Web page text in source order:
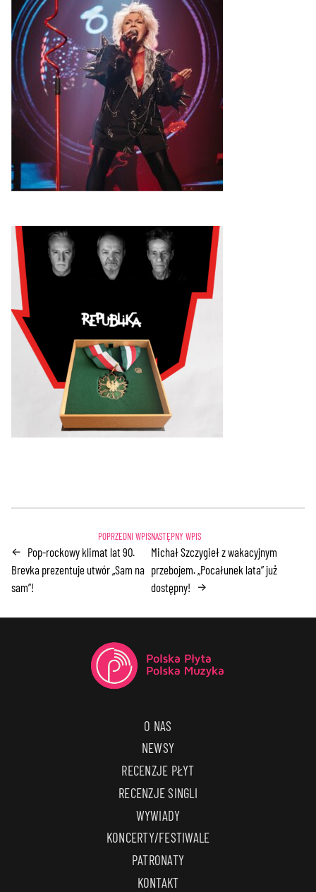
← Pop-rockowy klimat lat 90.
Brevka prezentuje utwór „Sam na
sam”!
Michał Szczygieł z wakacyjnym
przebojem. „Pocałunek lata” już
dostępny! →
O NAS
NEWSY
RECENZJE PŁYT
RECENZJE SINGLI
WYWIADY
KONCERTY/FESTIWALE
PATRONATY
KONTAKT